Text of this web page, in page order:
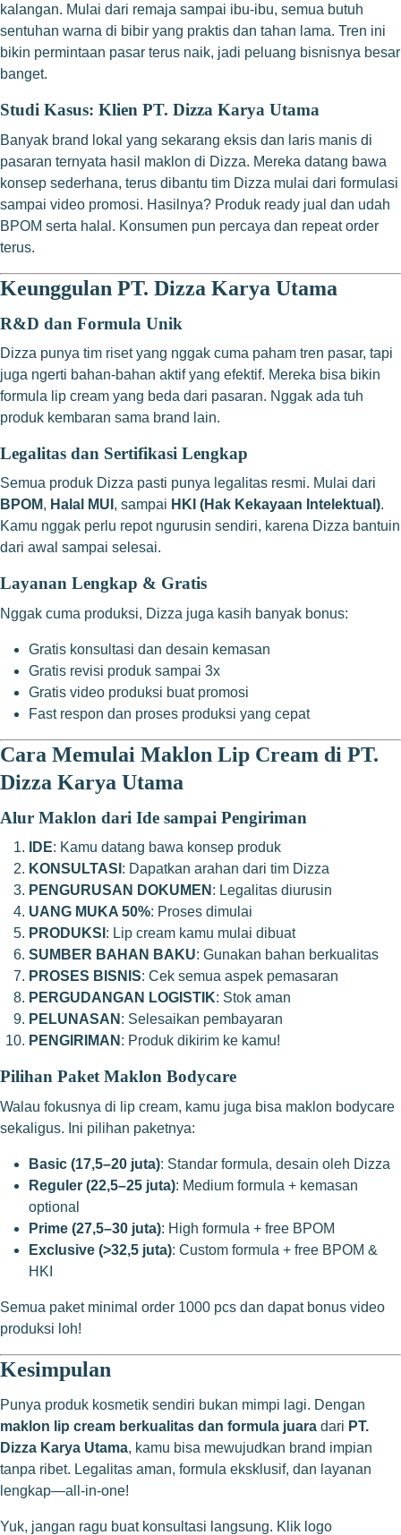
kalangan. Mulai dari remaja sampai ibu-ibu, semua butuh
sentuhan warna di bibir yang praktis dan tahan lama. Tren ini
bikin permintaan pasar terus naik, jadi peluang bisnisnya besar
banget.
Studi Kasus: Klien PT. Dizza Karya Utama
Banyak brand lokal yang sekarang eksis dan laris manis di
pasaran ternyata hasil maklon di Dizza. Mereka datang bawa
konsep sederhana, terus dibantu tim Dizza mulai dari formulasi
sampai video promosi. Hasilnya? Produk ready jual dan udah
BPOM serta halal. Konsumen pun percaya dan repeat order
terus.
Keunggulan PT. Dizza Karya Utama
R&D dan Formula Unik
Dizza punya tim riset yang nggak cuma paham tren pasar, tapi
juga ngerti bahan-bahan aktif yang efektif. Mereka bisa bikin
formula lip cream yang beda dari pasaran. Nggak ada tuh
produk kembaran sama brand lain.
Legalitas dan Sertifikasi Lengkap
Semua produk Dizza pasti punya legalitas resmi. Mulai dari
BPOM, Halal MUI , sampai HKI (Hak Kekayaan Intelektual).
Kamu nggak perlu repot ngurusin sendiri, karena Dizza bantuin
dari awal sampai selesai.
Layanan Lengkap & Gratis
Nggak cuma produksi, Dizza juga kasih banyak bonus:
Gratis konsultasi dan desain kemasan
Gratis revisi produk sampai 3x
Gratis video produksi buat promosi
Fast respon dan proses produksi yang cepat
Cara Memulai Maklon Lip Cream di PT.
Dizza Karya Utama
Alur Maklon dari Ide sampai Pengiriman
IDE: Kamu datang bawa konsep produk
KONSULTASI : Dapatkan arahan dari tim Dizza
PENGURUSAN DOKUMEN : Legalitas diurusin
UANG MUKA 50%: Proses dimulai
PRODUKSI : Lip cream kamu mulai dibuat
SUMBER BAHAN BAKU: Gunakan bahan berkualitas
PROSES BISNIS: Cek semua aspek pemasaran
PERGUDANGAN LOGISTIK: Stok aman
PELUNASAN : Selesaikan pembayaran
PENGIRIMAN : Produk dikirim ke kamu!
Pilihan Paket Maklon Bodycare
Walau fokusnya di lip cream, kamu juga bisa maklon bodycare
sekaligus. Ini pilihan paketnya:
Basic (17,5–20 juta): Standar formula, desain oleh Dizza
Reguler (22,5–25 juta): Medium formula + kemasan
optional
Prime (27,5–30 juta): High formula + free BPOM
Exclusive (>32,5 juta): Custom formula + free BPOM &
HKI
Semua paket minimal order 1000 pcs dan dapat bonus video
produksi loh!
Kesimpulan
Punya produk kosmetik sendiri bukan mimpi lagi. Dengan
maklon lip cream berkualitas dan formula juara dari PT.
Dizza Karya Utama, kamu bisa mewujudkan brand impian
tanpa ribet. Legalitas aman, formula eksklusif, dan layanan
lengkap—all-in-one!
Yuk, jangan ragu buat konsultasi langsung. Klik logo